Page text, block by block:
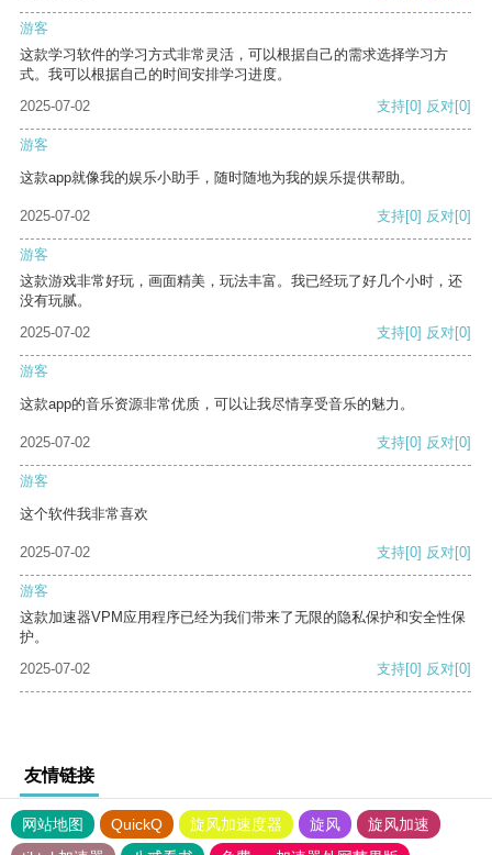
游客
这款学习软件的学习方式非常灵活，可以根据自己的需求选择学习方
式。我可以根据自己的时间安排学习进度。
2025-07-02
支持[0] 反对[0]
游客
这款app就像我的娱乐小助手，随时随地为我的娱乐提供帮助。
2025-07-02 支持[0] 反对[0]
游客
这款游戏非常好玩，画面精美，玩法丰富。我已经玩了好几个小时，还
没有玩腻。
2025-07-02
支持[0] 反对[0]
游客
这款app的音乐资源非常优质，可以让我尽情享受音乐的魅力。
2025-07-02 支持[0] 反对[0]
游客
这个软件我非常喜欢
2025-07-02 支持[0] 反对[0]
游客
这款加速器VPM应用程序已经为我们带来了无限的隐私保护和安全性保
护。
2025-07-02
支持[0] 反对[0]
友情链接
网站地图 QuickQ 旋风加速度器 旋风
旋风加速